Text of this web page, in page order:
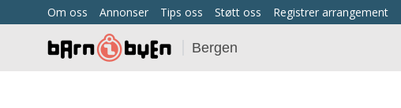
Om oss Annonser Tips oss Støtt oss Registrer arrangement
Bergen